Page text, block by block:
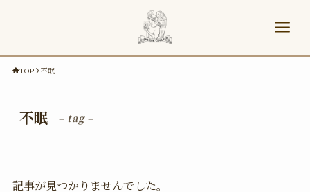
TOP 不眠
不眠 – tag –
記事が見つかりませんでした。